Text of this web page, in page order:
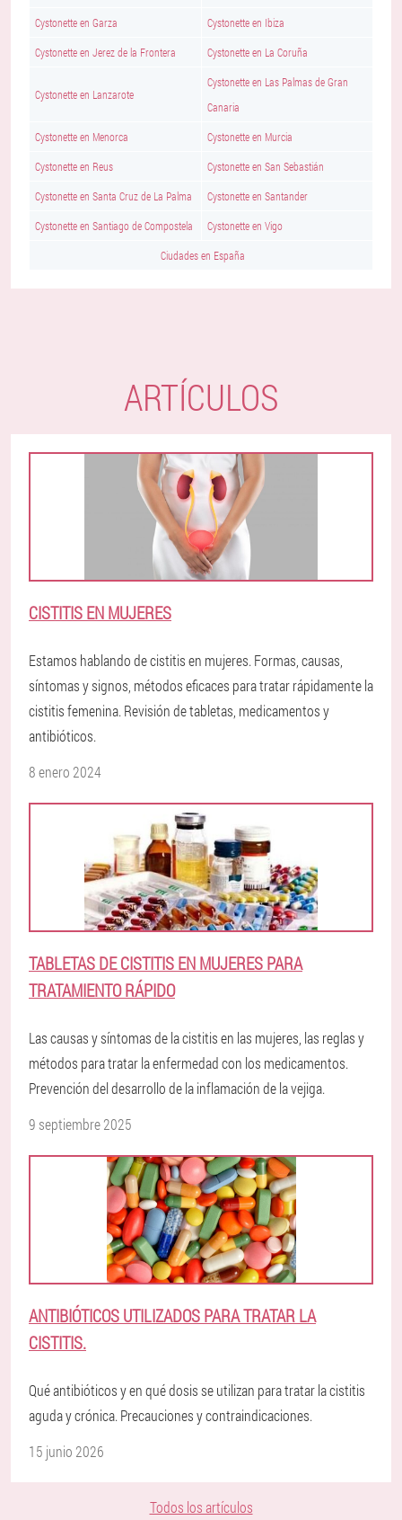
Cystonette en Garza Cystonette en Ibiza
Cystonette en Jerez de la Frontera Cystonette en La Coruña
Cystonette en Lanzarote
Cystonette en Las Palmas de Gran
Canaria
Cystonette en Menorca Cystonette en Murcia
Cystonette en Reus Cystonette en San Sebastián
Cystonette en Santa Cruz de La Palma Cystonette en Santander
Cystonette en Santiago de Compostela Cystonette en Vigo
Ciudades en España
ARTÍCULOS
CISTITIS EN MUJERES
Estamos hablando de cistitis en mujeres. Formas, causas,
síntomas y signos, métodos eficaces para tratar rápidamente la
cistitis femenina. Revisión de tabletas, medicamentos y
antibióticos.
8 enero 2024
TABLETAS DE CISTITIS EN MUJERES PARA
TRATAMIENTO RÁPIDO
Las causas y síntomas de la cistitis en las mujeres, las reglas y
métodos para tratar la enfermedad con los medicamentos.
Prevención del desarrollo de la inflamación de la vejiga.
9 septiembre 2025
ANTIBIÓTICOS UTILIZADOS PARA TRATAR LA
CISTITIS.
Qué antibióticos y en qué dosis se utilizan para tratar la cistitis
aguda y crónica. Precauciones y contraindicaciones.
15 junio 2026
Todos los artículos